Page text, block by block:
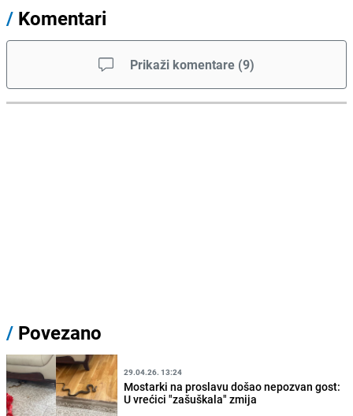
/ Komentari
Prikaži komentare (9)
/ Povezano
29.04.26. 13:24
Mostarki na proslavu došao nepozvan gost:
U vrećici "zašuškala" zmija